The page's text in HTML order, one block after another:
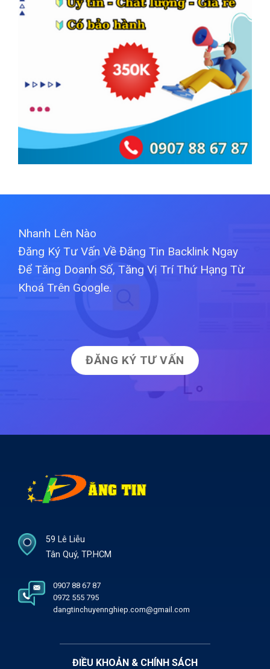
Nhanh Lên Nào
Đăng Ký Tư Vấn Về Đăng Tin Backlink Ngay
Để Tăng Doanh Số, Tăng Vị Trí Thứ Hạng Từ
Khoá Trên Google.
ĐĂNG KÝ TƯ VẤN
59 Lê Liễu
Tân Quý, TP.HCM
0907 88 67 87
0972 555 795
dangtinchuyennghiep.com@gmail.com
ĐIỀU KHOẢN & CHÍNH SÁCH